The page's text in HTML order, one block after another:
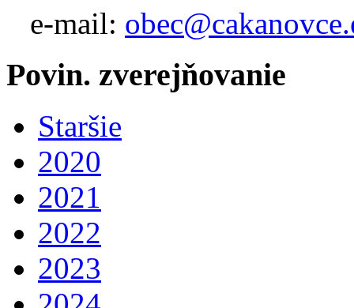
e-mail:
Povin. zverejňovanie
Staršie
2020
2021
2022
2023